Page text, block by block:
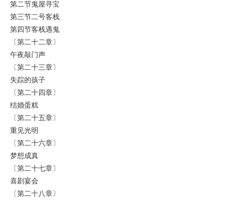
第二节鬼屋寻宝
第三节二号客栈
第四节客栈遇鬼
〔第二十二章〕
午夜敲门声
〔第二十三章〕
失踪的孩子
〔第二十四章〕
结婚蛋糕
〔第二十五章〕
重见光明
〔第二十六章〕
梦想成真
〔第二十七章〕
喜剧宴会
〔第二十八章〕